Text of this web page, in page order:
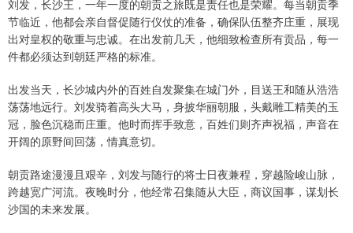
刘发，长沙王，一年一度的朝贡之旅既是责任也是荣耀。每当朝贡季
节临近，他都会亲自督促随行仪仗的准备，确保队伍整齐庄重，展现
出对皇权的敬重与忠诚。在出发前几天，他细致检查所有贡品，每一
件都必须达到朝廷严格的标准。
出发当天，长沙城内外的百姓自发聚集在城门外，目送王和随从浩浩
荡荡地远行。刘发骑着高头大马，身披华丽朝服，头戴雕工精美的玉
冠，脸色沉稳而庄重。他时而挥手致意，百姓们则齐声祝福，声音在
开阔的原野间回荡，情真意切。
朝贡路途漫漫且艰辛，刘发与随行的将士日夜兼程，穿越险峻山脉，
跨越宽广河流。夜晚时分，他经常召集随从大臣，商议国事，谋划长
沙国的未来发展。